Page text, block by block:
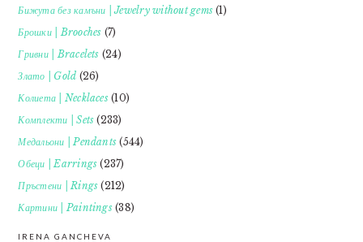
Бижута без камъни | Jewelry without gems (1)
Брошки | Brooches (7)
Гривни | Bracelets (24)
Злато | Gold (26)
Колиета | Necklaces(10)
Комплекти | Sets (233)
Медальони | Pendants (544)
Обеци | Earrings (237)
Пръстени | Rings (212)
Картини | Paintings(38)
IRENA GANCHEVA